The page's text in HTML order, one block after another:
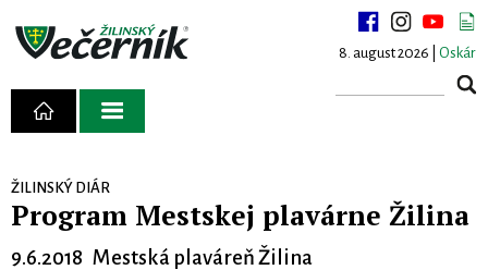
8. august 2026 | Oskár
ŽILINSKÝ DIÁR
Program Mestskej plavárne Žilina
9.6.2018 Mestská plaváreň Žilina